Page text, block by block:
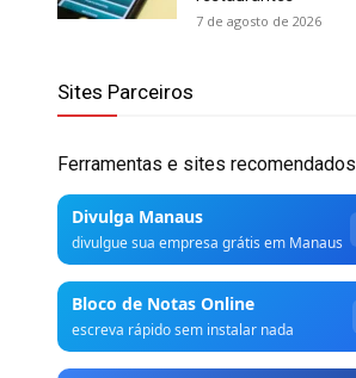
7 de agosto de 2026
Sites Parceiros
Ferramentas e sites recomendados
Divulga Manaus
divulgue sua empresa grátis em Manaus
Bloco de Notas Online
escreva rápido sem instalar nada